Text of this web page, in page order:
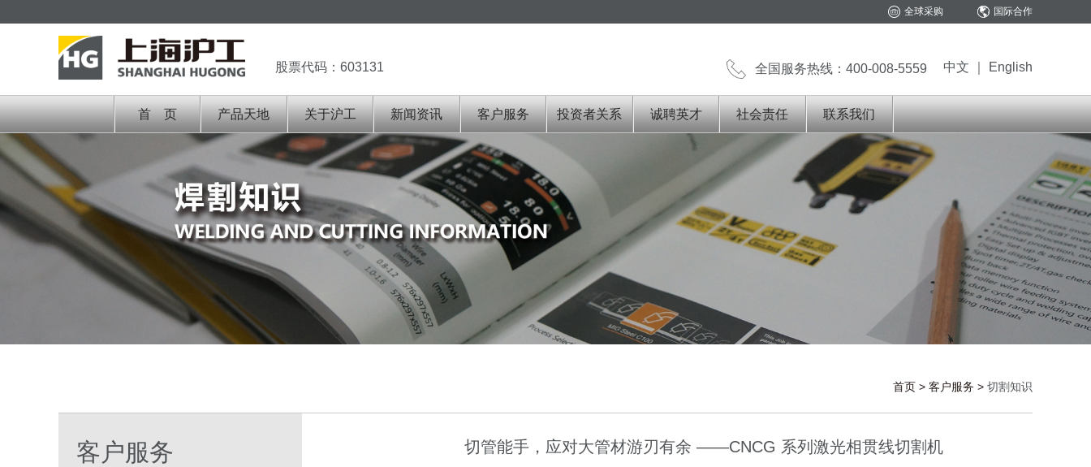
国际合作
全球采购
股票代码：603131 中文 English
全国服务热线：400-008-5559
首 页 产品天地 关于沪工 新闻资讯 客户服务 投资者关系 诚聘英才 社会责任 联系我们
首页 > 客户服务 > 切割知识
客户服务 切管能手，应对大管材游刃有余 ——CNCG 系列激光相贯线切割机